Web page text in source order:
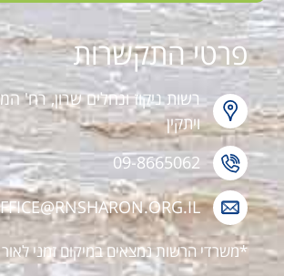
פרטי התקשרות
רשות ניקוז ונחלים שרון, רח'
ויתקין
09-8665062
*משרדי הרשות נמצאים במיקום זמני